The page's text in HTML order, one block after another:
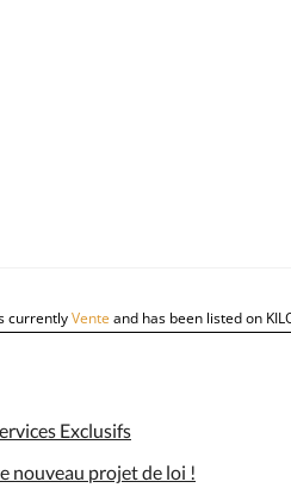
currentlyVente and has been listed on
Exclusifs
nouveau projet de loi !